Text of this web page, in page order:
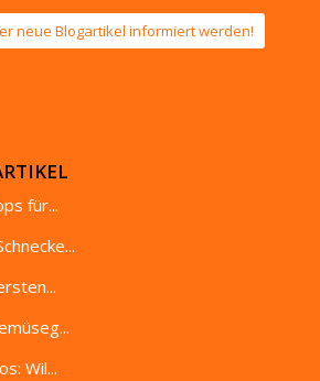
neue Blogartikel informiert werden!
für...
Wil...